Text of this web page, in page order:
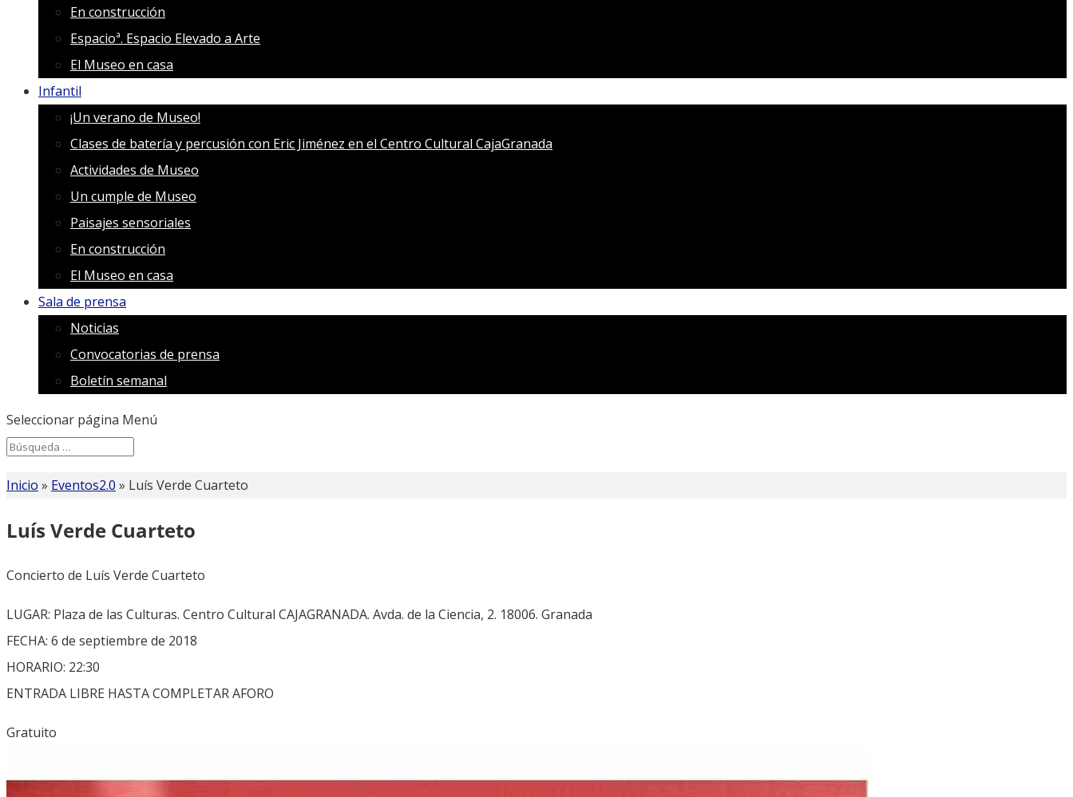
En construcción
Espacioª. Espacio Elevado a Arte
El Museo en casa
Infantil
¡Un verano de Museo!
Clases de batería y percusión con Eric Jiménez en el Centro Cultural CajaGranada
Actividades de Museo
Un cumple de Museo
Paisajes sensoriales
En construcción
El Museo en casa
Sala de prensa
Noticias
Convocatorias de prensa
Boletín semanal
Seleccionar página Menú
Search
for...
Inicio » Eventos2.0 » Luís Verde Cuarteto
Luís Verde Cuarteto
Concierto de Luís Verde Cuarteto
LUGAR: Plaza de las Culturas. Centro Cultural CAJAGRANADA. Avda. de la Ciencia, 2. 18006. Granada
FECHA: 6 de septiembre de 2018
HORARIO: 22:30
ENTRADA LIBRE HASTA COMPLETAR AFORO
Gratuito